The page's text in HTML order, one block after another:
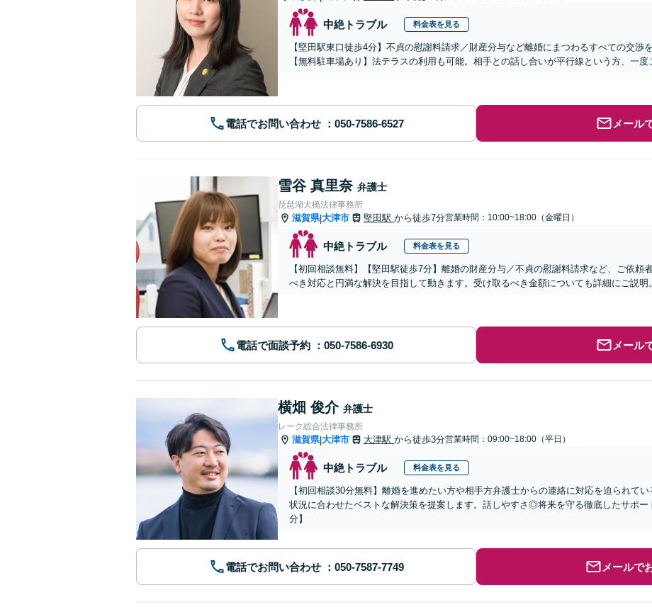
中絶トラブル 料金表を見る
【堅田駅東口徒歩4分】不貞の慰謝料請求／財産分与など離婚にまつわるすべての交渉
【無料駐車場あり】法テラスの利用も可能。相手との話し合いが平行線という方、一度
電話でお問い合わせ メール
雪谷 真里奈 弁護士
琵琶湖大橋法律事務所
滋賀県|大津市 堅田駅 から徒歩7分営業時間：10:00~18:00（金曜日）
中絶トラブル 料金表を見る
【初回相談無料】【堅田駅徒歩7分】離婚の財産分与／不貞の慰謝料請求など、ご依頼
べき対応と円満な解決を目指して動きます。受け取るべき金額についても詳細にご説明
電話で面談予約 メール
横畑 俊介 弁護士
レーク総合法律事務所
滋賀県|大津市 大津駅 から徒歩3分営業時間：09:00~18:00（平日）
中絶トラブル 料金表を見る
【初回相談30分無料】離婚を進めたい方や相手方弁護士からの連絡に対応を迫られて
状況に合わせたベストな解決策を提案します。話しやすさ◎将来を守る徹底したサポ
分】
電話でお問い合わせ メールで